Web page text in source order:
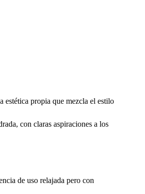
estética propia que mezcla el estilo
con claras aspiraciones a los
de uso relajada pero con